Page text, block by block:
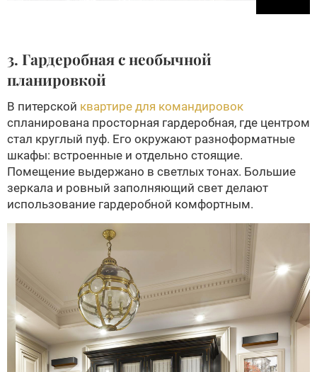
3. Гардеробная с необычной
планировкой
В питерской квартире для командировок
спланирована просторная гардеробная, где центром
стал круглый пуф. Его окружают разноформатные
шкафы: встроенные и отдельно стоящие.
Помещение выдержано в светлых тонах. Большие
зеркала и ровный заполняющий свет делают
использование гардеробной комфортным.